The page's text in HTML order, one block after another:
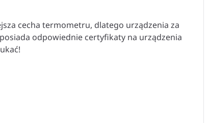
cecha termometru, dlatego urządzenia za
odpowiednie certyfikaty na urządzenia